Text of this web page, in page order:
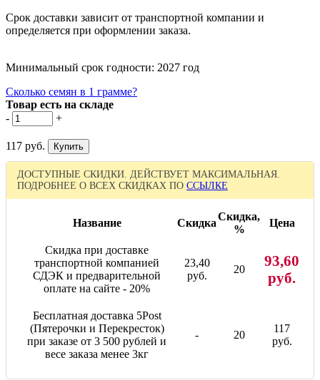
Срок доставки зависит от транспортной компании и
определяется при оформлении заказа.
Минимальный срок годности: 2027 год
Сколько семян в 1 грамме?
Товар есть на складе
-
+
117 руб.
ДОСТУПНЫЕ СКИДКИ. ДЕЙСТВУЕТ МАКСИМАЛЬНАЯ.
ПОДРОБНЕЕ О ВСЕХ СКИДКАХ ПО ССЫЛКЕ
Название Скидка
Скидка,
%
Цена
Скидка при доставке
транспортной компанией
СДЭК и предварительной
оплате на сайте - 20%
23,40
руб.
20
93,60
руб.
Бесплатная доставка 5Post
(Пятерочки и Перекресток)
при заказе от 3 500 рублей и
весе заказа менее 3кг
- 20
117
руб.